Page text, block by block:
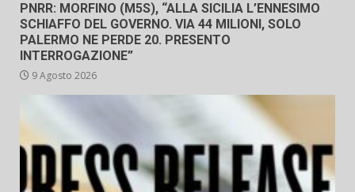
PNRR: MORFINO (M5S), “ALLA SICILIA L’ENNESIMO
SCHIAFFO DEL GOVERNO. VIA 44 MILIONI, SOLO
PALERMO NE PERDE 20. PRESENTO
INTERROGAZIONE”
9 Agosto 2026